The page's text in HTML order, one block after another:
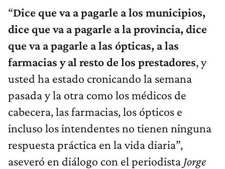
“Dice que va a pagarle a los municipios,
dice que va a pagarle a la provincia, dice
que va a pagarle a las ópticas, a las
farmacias y al resto de los prestadores, y
usted ha estado cronicando la semana
pasada y la otra como los médicos de
cabecera, las farmacias, los ópticos e
incluso los intendentes no tienen ninguna
respuesta práctica en la vida diaria”,
aseveró en diálogo con el periodista Jorge